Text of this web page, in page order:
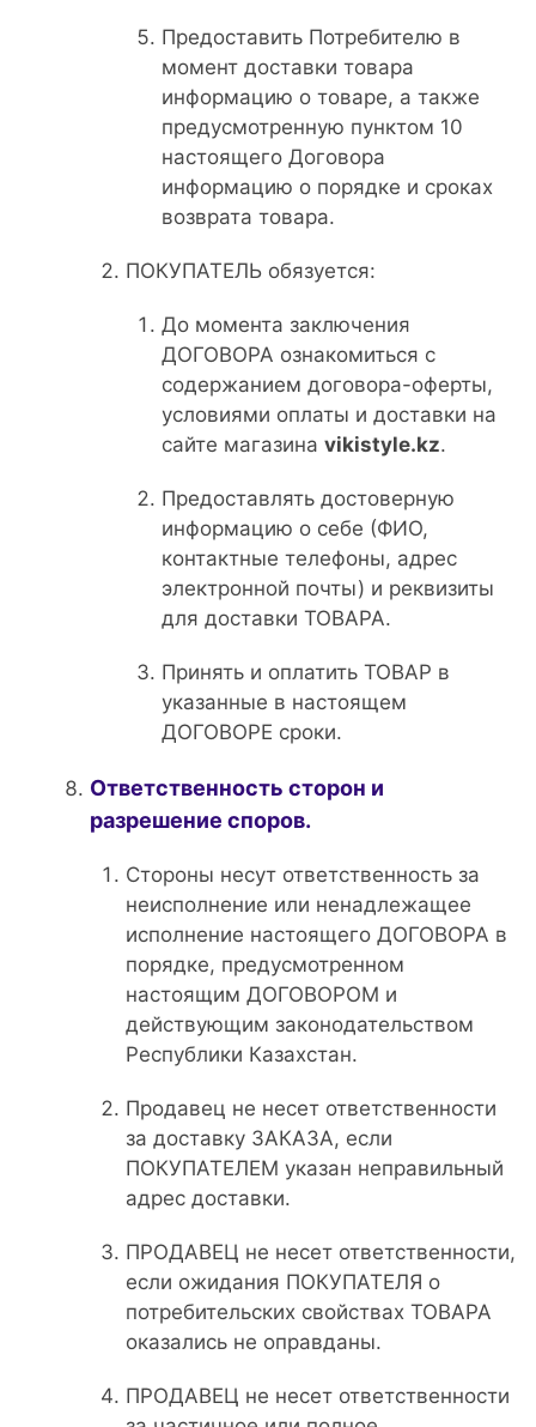
Предоставить Потребителю в
момент доставки товара
информацию о товаре, а также
предусмотренную пунктом 10
настоящего Договора
информацию о порядке и сроках
возврата товара.
ПОКУПАТЕЛЬ обязуется:
До момента заключения
ДОГОВОРА ознакомиться с
содержанием договора-оферты,
условиями оплаты и доставки на
сайте магазина vikistyle.kz.
Предоставлять достоверную
информацию о себе (ФИО,
контактные телефоны, адрес
электронной почты) и реквизиты
для доставки ТОВАРА.
Принять и оплатить ТОВАР в
указанные в настоящем
ДОГОВОРЕ сроки.
Ответственность сторон и
разрешение споров.
Стороны несут ответственность за
неисполнение или ненадлежащее
исполнение настоящего ДОГОВОРА в
порядке, предусмотренном
настоящим ДОГОВОРОМ и
действующим законодательством
Республики Казахстан.
Продавец не несет ответственности
за доставку ЗАКАЗА, если
ПОКУПАТЕЛЕМ указан неправильный
адрес доставки.
ПРОДАВЕЦ не несет ответственности,
если ожидания ПОКУПАТЕЛЯ о
потребительских свойствах ТОВАРА
оказались не оправданы.
ПРОДАВЕЦ не несет ответственности